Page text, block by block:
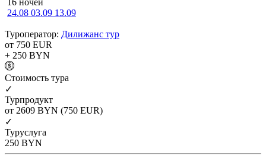
24.08 03.09 13.09
Туроператор: Дилижанс тур
от 750 EUR
+ 250 BYN
Cтоимость тура
✓
Турпродукт
от 2609 BYN (750 EUR)
✓
Туруслуга
250 BYN